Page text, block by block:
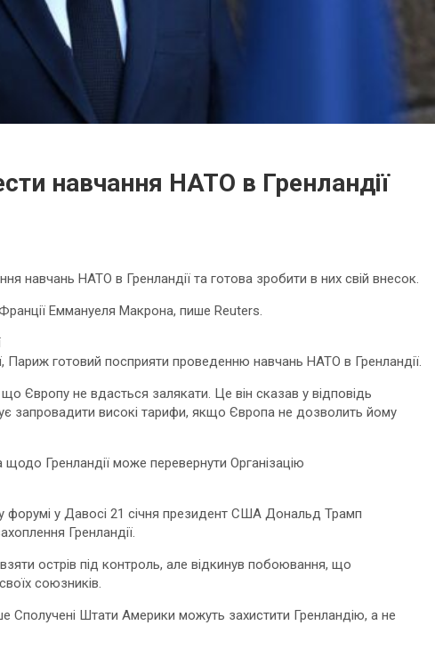
навчання НАТО в Гренландії
навчань НАТО в Гренландії та готова зробити в них свій внесок.
Еммануеля Макрона, пише Reuters.
Париж готовий посприяти проведенню навчань НАТО в Гренландії.
Європу не вдасться залякати. Це він сказав у відповідь
запровадити високі тарифи, якщо Європа не дозволить йому
Гренландії може перевернути Організацію
форумі у Давосі 21 січня президент США Дональд Трамп
Гренландії.
острів під контроль, але відкинув побоювання, що
союзників.
Сполучені Штати Америки можуть захистити Гренландію, а не